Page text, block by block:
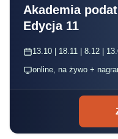
Akademia
Edycja 11
13.10 | 18.11 | 8.12 |
online, na żywo +